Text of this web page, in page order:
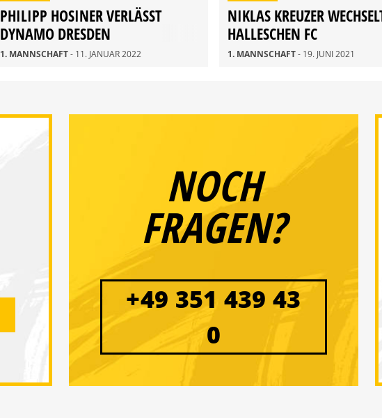
PHILIPP HOSINER VERLÄSST
DYNAMO DRESDEN
1. MANNSCHAFT- 11. JANUAR 2022
NIKLAS KREUZER
HALLESCHEN FC
1. MANNSCHAFT- 19. JUNI 2021
NOCH
FRAGEN?
+49 351 439 43
0